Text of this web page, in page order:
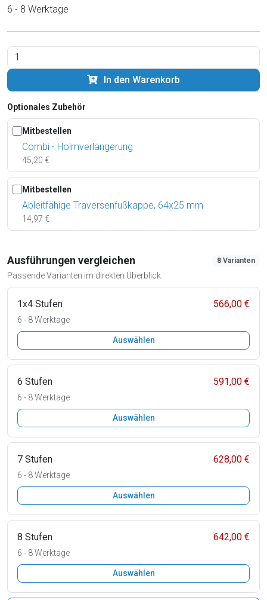
6 - 8 Werktage
In den Warenkorb
Optionales Zubehör
Mitbestellen
Combi - Holmverlängerung
45,20 €
Mitbestellen
Ableitfähige Traversenfußkappe, 64x25 mm
14,97 €
Ausführungen vergleichen
Passende Varianten im direkten Überblick.
8 Varianten
1x4 Stufen 566,00 €
6 - 8 Werktage
Auswählen
6 Stufen 591,00 €
6 - 8 Werktage
Auswählen
7 Stufen 628,00 €
6 - 8 Werktage
Auswählen
8 Stufen 642,00 €
6 - 8 Werktage
Auswählen